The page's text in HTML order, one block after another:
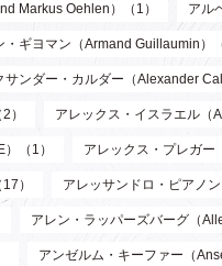
Markus Oehlen）（1） アル
・ギヨマン（Armand Guillaumin）
サンダー・カルダー（Alexander
） アレックス・イスラエル（
（1） アレックス・プレガー
） アレッサンドロ・ピアノ
アレン・ラッパーズバーグ（
アンゼルム・キーファー（